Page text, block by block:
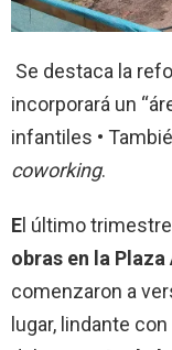
Se destaca la
incorporará un
infantiles •
coworking.
E l último
obras en la Plaza
comenzaron a
lugar, lindante